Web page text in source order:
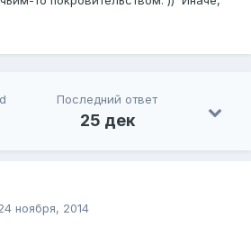
Последний ответ
25 дек
ноября, 2014